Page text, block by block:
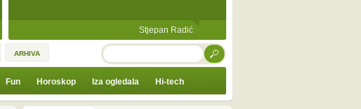
Stjepan Radić
ARHIVA TRAŽI
Fun Horoskop Iza ogledala Hi-tech